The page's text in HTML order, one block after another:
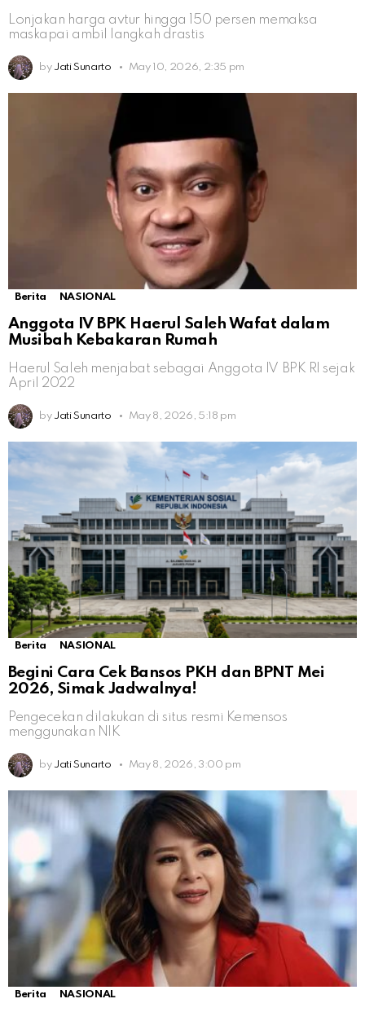
Lonjakan harga avtur hingga 150 persen memaksa
maskapai ambil langkah drastis
by Jati Sunarto May 10, 2026, 2:35 pm
Berita NASIONAL
Anggota IV BPK Haerul Saleh Wafat dalam
Musibah Kebakaran Rumah
Haerul Saleh menjabat sebagai Anggota IV BPK RI sejak
April 2022
by Jati Sunarto May 8, 2026, 5:18 pm
Berita NASIONAL
Begini Cara Cek Bansos PKH dan BPNT Mei
2026, Simak Jadwalnya!
Pengecekan dilakukan di situs resmi Kemensos
menggunakan NIK
by Jati Sunarto May 8, 2026, 3:00 pm
Berita NASIONAL